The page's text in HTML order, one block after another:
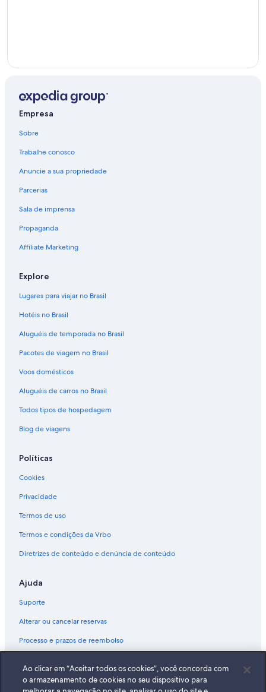
Empresa
Sobre
Trabalhe conosco
Anuncie a sua propriedade
Parcerias
Sala de imprensa
Propaganda
Affiliate Marketing
Explore
Lugares para viajar no Brasil
Hotéis no Brasil
Aluguéis de temporada no Brasil
Pacotes de viagem no Brasil
Voos domésticos
Aluguéis de carros no Brasil
Todos tipos de hospedagem
Blog de viagens
Políticas
Cookies
Privacidade
Termos de uso
Termos e condições da Vrbo
Diretrizes de conteúdo e denúncia de conteúdo
Ajuda
Suporte
Alterar ou cancelar reservas
Processo e prazos de reembolso
Documentos para viagens internacionais
Ao clicar em “Aceitar todos os cookies”, você concorda com
o armazenamento de cookies no seu dispositivo para